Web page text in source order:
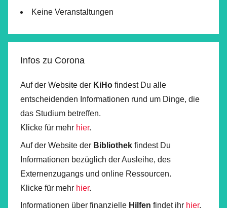
Keine Veranstaltungen
Infos zu Corona
Auf der Website der KiHo findest Du alle
entscheidenden Informationen rund um Dinge, die
das Studium betreffen.
Klicke für mehr hier.
Auf der Website der Bibliothek findest Du
Informationen bezüglich der Ausleihe, des
Externenzugangs und online Ressourcen.
Klicke für mehr hier.
Informationen über finanzielle Hilfen findet ihr hier.